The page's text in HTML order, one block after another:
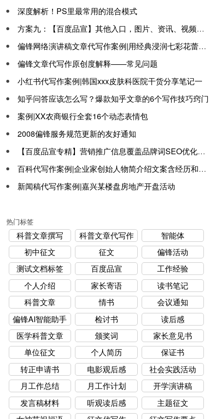
深度解析！PS里最常用的混合模式
方案九：【百度品宣】其他入口，图片、资讯、视频、笔记、贴吧、文库等
偏锋网络演讲稿文章代写作案例|用经典浸润七彩花蕾，立志成为传播中华经典,传承红色基因的幼教工作者
偏锋文章代写作原创度解释——常见问题
小红书代写作案例|韩国xxx皮肤科医院干货分享笔记一
知乎问答应该怎么写？爆款知乎文章的6个写作技巧窍门
案例|XX农商银行全套16个动态表情包
2008偏锋服务规范更新的友好通知
【百度品宣专精】营销推广信息覆盖品牌词SEO优化搜索正面12个方案
百科代写作案例|企业家创始人物简介绍文案含经历和公益活动
新闻稿代写作案例|嘉兴某楼盘房地产开盘活动
热门标签
科普文章撰写 科普文章代写作
智能体
初中征文
征文
偏锋活动
测试文档标签
百度品宣
工作经验
个人介绍
家长寄语
读书笔记
科普文章
情书
会议通知
偏锋AI智能助手
检讨书
读后感
医学科普文章
颁奖词
家长意见书
单位征文
个人简历
保证书
转正申请书
电影观后感
社会实践活动
月工作总结
月工作计划
开学演讲稿
发言稿材料
听观读后感
主题征文